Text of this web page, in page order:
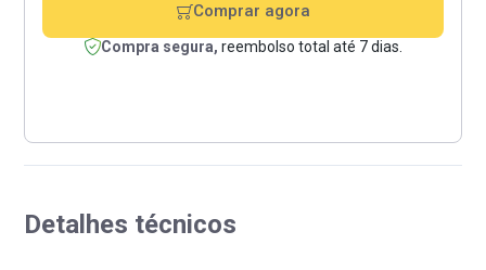
Detalhes técnicos
Comprar agora
Compra segura, reembolso total até 7 dias.